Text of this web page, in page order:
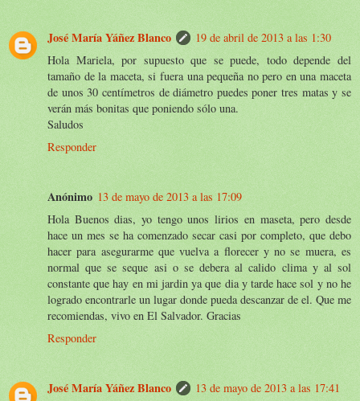
José María Yáñez Blanco
19 de abril de 2013 a las 1:30
Hola Mariela, por supuesto que se puede, todo depende del
tamaño de la maceta, si fuera una pequeña no pero en una maceta
de unos 30 centímetros de diámetro puedes poner tres matas y se
verán más bonitas que poniendo sólo una.
Saludos
Responder
Anónimo 13 de mayo de 2013 a las 17:09
Hola Buenos dias, yo tengo unos lirios en maseta, pero desde
hace un mes se ha comenzado secar casi por completo, que debo
hacer para asegurarme que vuelva a florecer y no se muera, es
normal que se seque asi o se debera al calido clima y al sol
constante que hay en mi jardin ya que dia y tarde hace sol y no he
logrado encontrarle un lugar donde pueda descanzar de el. Que me
recomiendas, vivo en El Salvador. Gracias
Responder
José María Yáñez Blanco
13 de mayo de 2013 a las 17:41